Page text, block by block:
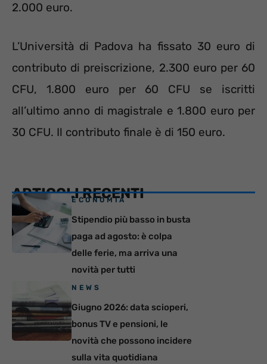
2.000 euro.
L’Università di Padova ha fissato 30 euro di
contributo di preiscrizione, 2.300 euro per 60
CFU, 1.800 euro per 60 CFU se iscritti
all’ultimo anno di magistrale e 1.800 euro per
30 CFU. Il contributo finale è di 150 euro.
ARTICOLI RECENTI
ECONOMIA
Stipendio più basso in busta
paga ad agosto: è colpa
delle ferie, ma arriva una
novità per tutti
NEWS
Giugno 2026: data scioperi,
bonus TV e pensioni, le
novità che possono incidere
sulla vita quotidiana